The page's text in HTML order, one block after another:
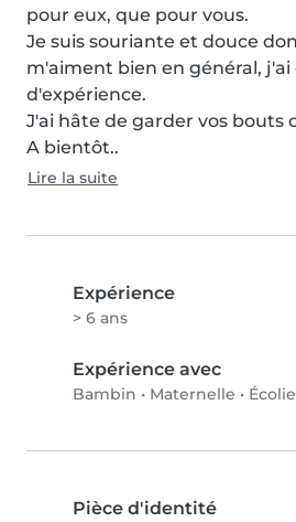
pour eux, que pour vous.
Je suis souriante et douce
m'aiment bien en général, j'ai
d'expérience.
J'ai hâte de garder vos bouts
A bientôt..
Lire la suite
Expérience
> 6 ans
Expérience avec
Bambin • Maternelle •
Pièce d'identité